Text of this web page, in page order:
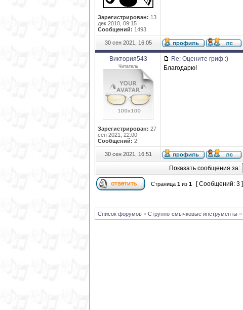
Зарегистрирован: 13
дек 2010, 09:15
Сообщений: 1493
30 сен 2021, 16:05
Виктория543
Читатель
Зарегистрирован: 27
сен 2021, 22:00
Сообщений: 2
Re: Оцените гриф :)
Благодарю!
30 сен 2021, 16:51
Показать сообщения за:
Страница 1 из 1 [ Сообщений: 3 ]
Список форумов » Струнно-смычковые инструменты »